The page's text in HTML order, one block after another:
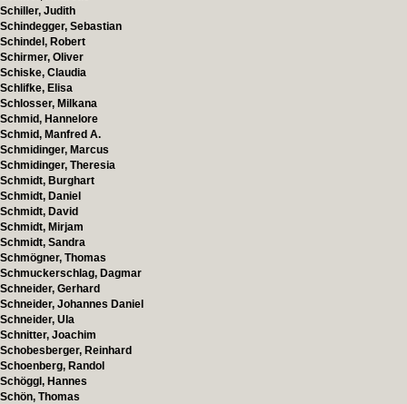
Schiller, Judith
Schindegger, Sebastian
Schindel, Robert
Schirmer, Oliver
Schiske, Claudia
Schlifke, Elisa
Schlosser, Milkana
Schmid, Hannelore
Schmid, Manfred A.
Schmidinger, Marcus
Schmidinger, Theresia
Schmidt, Burghart
Schmidt, Daniel
Schmidt, David
Schmidt, Mirjam
Schmidt, Sandra
Schmögner, Thomas
Schmuckerschlag, Dagmar
Schneider, Gerhard
Schneider, Johannes Daniel
Schneider, Ula
Schnitter, Joachim
Schobesberger, Reinhard
Schoenberg, Randol
Schöggl, Hannes
Schön, Thomas